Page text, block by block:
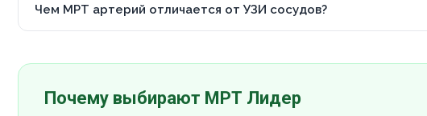
Чем МРТ артерий отличается от УЗИ сосудов?
Почему выбирают МРТ Лидер